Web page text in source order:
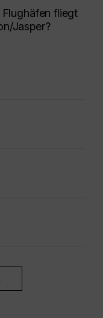
fliegt
Jasper?